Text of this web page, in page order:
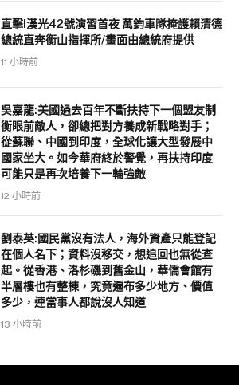
直擊!漢光42號演習首夜 萬鈞車隊掩護賴清德
總統直奔衡山指揮所/畫面由總統府提供
11 小時前
吳嘉龍:美國過去百年不斷扶持下一個盟友制
衡眼前敵人，卻總把對方養成新戰略對手；
從蘇聯、中國到印度，全球化讓大型發展中
國家坐大。如今華府終於警覺，再扶持印度
可能只是再次培養下一輪強敵
12 小時前
劉泰英:國民黨沒有法人，海外資產只能登記
在個人名下；資料沒移交，想追回也無從查
起。從香港、洛杉磯到舊金山，華僑會館有
半層樓也有整棟，究竟遍布多少地方、價值
多少，連當事人都說沒人知道
13 小時前